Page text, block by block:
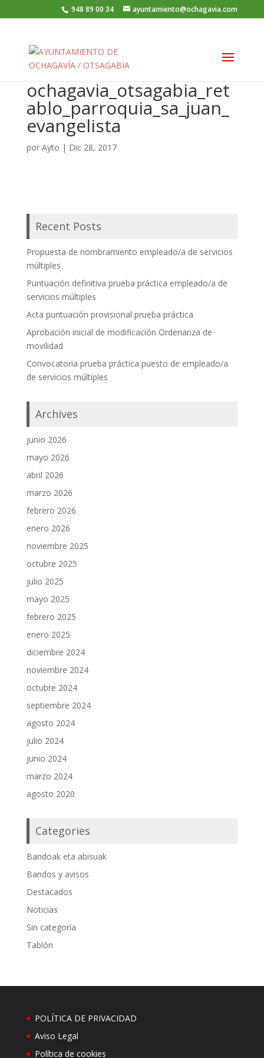
948 89 00 34 ayuntamiento@ochagavia.com
ochagavia_otsagabia_ret
ablo_parroquia_sa_juan_
evangelista
por Ayto | Dic 28, 2017
Recent Posts
Propuesta de nombramiento empleado/a de servicios
múltiples
Puntuación definitiva prueba práctica empleado/a de
servicios múltiples
Acta puntuación provisional prueba práctica
Aprobación inicial de modificación Ordenanza de
movilidad
Convocatoria prueba práctica puesto de empleado/a
de servicios múltiples
Archives
junio 2026
mayo 2026
abril 2026
marzo 2026
febrero 2026
enero 2026
noviembre 2025
octubre 2025
julio 2025
mayo 2025
febrero 2025
enero 2025
diciembre 2024
noviembre 2024
octubre 2024
septiembre 2024
agosto 2024
julio 2024
junio 2024
marzo 2024
agosto 2020
Categories
Bandoak eta abisuak
Bandos y avisos
Destacados
Noticias
Sin categoría
Tablón
POLÍTICA DE PRIVACIDAD
Aviso Legal
Política de cookies